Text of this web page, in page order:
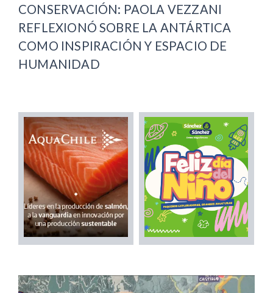
CONSERVACIÓN: PAOLA VEZZANI
REFLEXIONÓ SOBRE LA ANTÁRTICA
COMO INSPIRACIÓN Y ESPACIO DE
HUMANIDAD